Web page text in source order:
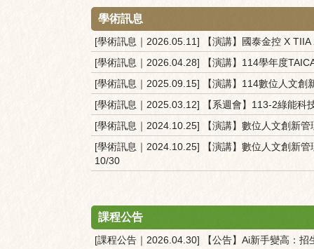
學術訊息
[學術訊息｜2026.05.11] 【演講】國泰金控 X
[學術訊息｜2026.04.28] 【演講】114學年度
[學術訊息｜2025.09.15] 【演講】114數位人文創
[學術訊息｜2025.03.12] 【系週會】113-2綠能科
[學術訊息｜2024.10.25] 【演講】數位人文創新
[學術訊息｜2024.10.25] 【演講】數位人文創新
10/30
課程公告
[課程公告｜2026.04.30] 【公告】Ai新手變高：招